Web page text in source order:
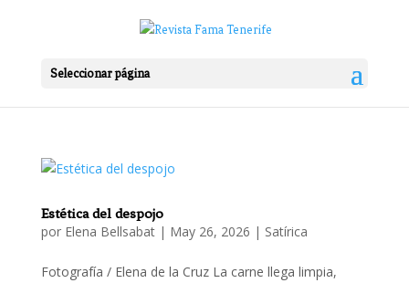
Seleccionar página
Estética del despojo
por Elena Bellsabat| May 26, 2026 | Satírica
Fotografía / Elena de la Cruz La carne llega limpia,